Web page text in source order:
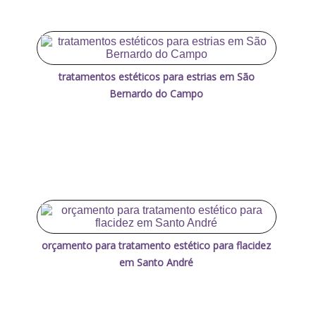
tratamentos estéticos para estrias em São
Bernardo do Campo
orçamento para tratamento estético para flacidez
em Santo André